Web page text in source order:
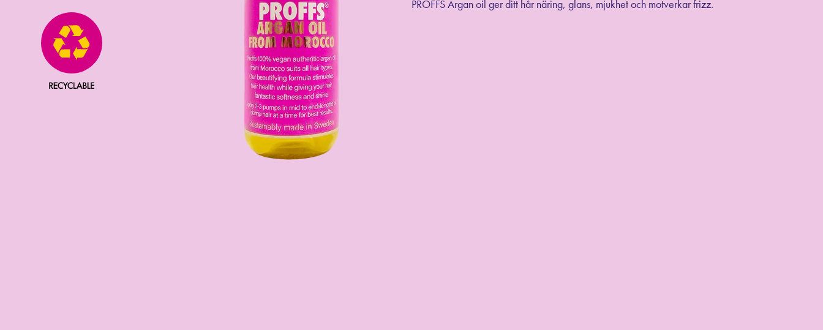
PROFFS Argan oil ger ditt hår näring, glans, mjukhet och motverkar frizz.